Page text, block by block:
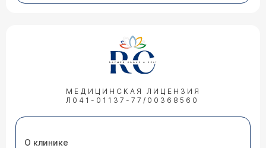
МЕДИЦИНСКАЯ ЛИЦЕНЗИЯ
Л041-01137-77/00368560
О клинике